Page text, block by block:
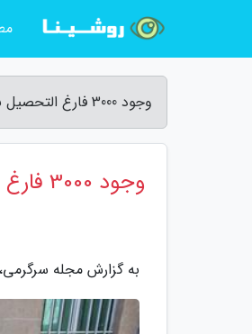
وجود 3000 فارغ التحصیل بیکار در دیار مرغوب ترین پسته دنیا - مجله سرگرمی
وجود 3000 فارغ التحصیل بیکار در دیار مرغوب ترین پسته دنیا
به گزارش مجله سرگرمی، نماینده مردم دامغان از